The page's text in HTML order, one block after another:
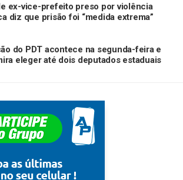
ex-vice-prefeito preso por violência
diz que prisão foi “medida extrema”
do PDT acontece na segunda-feira e
eleger até dois deputados estaduais